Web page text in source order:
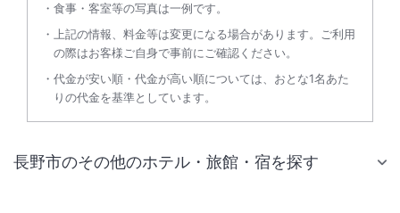
食事・客室等の写真は一例です。
上記の情報、料金等は変更になる場合があります。ご利用
の際はお客様ご自身で事前にご確認ください。
代金が安い順・代金が高い順については、おとな1名あた
りの代金を基準としています。
長野市のその他のホテル・旅館・宿を探す